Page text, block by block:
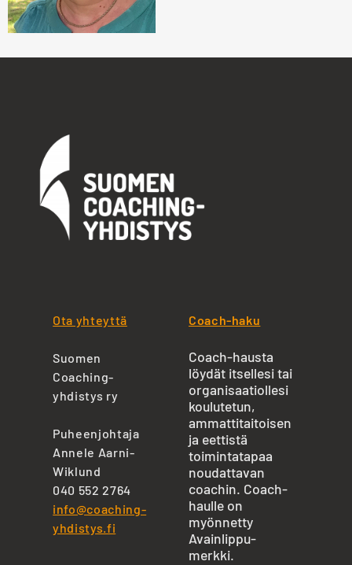
Ota yhteyttä
Suomen
Coaching-
yhdistys ry
Puheenjohtaja
Annele Aarni-
Wiklund
040 552 2764
info@coaching-
yhdistys.fi
Coach-haku
Coach-hausta
löydät itsellesi tai
organisaatiollesi
koulutetun,
ammattitaitoisen
ja eettistä
toimintatapaa
noudattavan
coachin. Coach-
haulle on
myönnetty
Avainlippu-
merkki.